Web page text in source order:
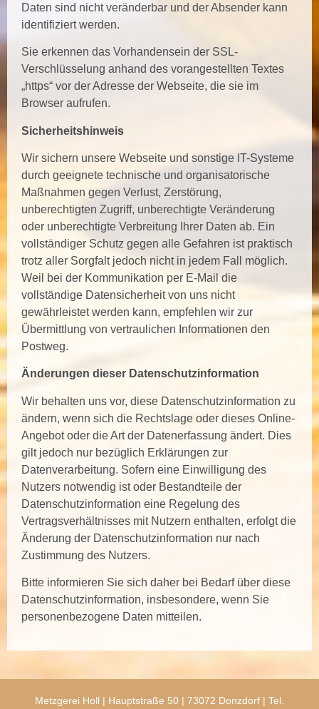
Daten sind nicht veränderbar und der Absender kann
identifiziert werden.
Sie erkennen das Vorhandensein der SSL-
Verschlüsselung anhand des vorangestellten Textes
„https“ vor der Adresse der Webseite, die sie im
Browser aufrufen.
Sicherheitshinweis
Wir sichern unsere Webseite und sonstige IT-Systeme
durch geeignete technische und organisatorische
Maßnahmen gegen Verlust, Zerstörung,
unberechtigten Zugriff, unberechtigte Veränderung
oder unberechtigte Verbreitung Ihrer Daten ab. Ein
vollständiger Schutz gegen alle Gefahren ist praktisch
trotz aller Sorgfalt jedoch nicht in jedem Fall möglich.
Weil bei der Kommunikation per E-Mail die
vollständige Datensicherheit von uns nicht
gewährleistet werden kann, empfehlen wir zur
Übermittlung von vertraulichen Informationen den
Postweg.
Änderungen dieser Datenschutzinformation
Wir behalten uns vor, diese Datenschutzinformation zu
ändern, wenn sich die Rechtslage oder dieses Online-
Angebot oder die Art der Datenerfassung ändert. Dies
gilt jedoch nur bezüglich Erklärungen zur
Datenverarbeitung. Sofern eine Einwilligung des
Nutzers notwendig ist oder Bestandteile der
Datenschutzinformation eine Regelung des
Vertragsverhältnisses mit Nutzern enthalten, erfolgt die
Änderung der Datenschutzinformation nur nach
Zustimmung des Nutzers.
Bitte informieren Sie sich daher bei Bedarf über diese
Datenschutzinformation, insbesondere, wenn Sie
personenbezogene Daten mitteilen.
Metzgerei Holl | Hauptstraße 50 | 73072 Donzdorf | Tel.